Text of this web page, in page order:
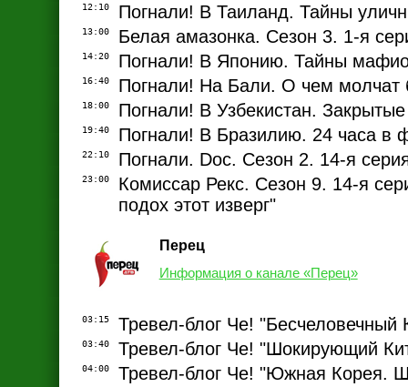
12:10 Погнали! В Таиланд. Тайны
13:00 Белая амазонка. Сезон 3. 1-я
14:20 Погнали! В Японию. Тайны
16:40 Погнали! На Бали. О чем молчат
18:00 Погнали! В Узбекистан.
19:40 Погнали! В Бразилию. 24 часа в
22:10 Погнали. Doc. Сезон 2. 14-я
23:00
Комиссар Рекс. Сезон 9. 14-я
подох этот изверг"
Перец
Информация о канале «Перец»
03:15 Тревел-блог Че! "Бесчеловечный
03:40 Тревел-блог Че! "Шокирующий
04:00 Тревел-блог Че! "Южная Корея.